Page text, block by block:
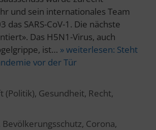
und sein internationales Team
das SARS-CoV-1. Die nächste
Das H5N1-Virus, auch
ist… » weiterlesen: Steht
vor der Tür
(Politik), Gesundheit, Recht,
Bevölkerungsschutz, Corona,